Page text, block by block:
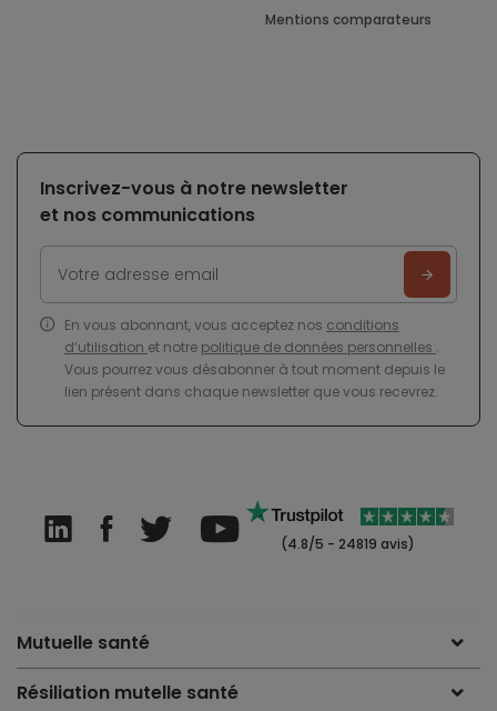
Mentions comparateurs
Inscrivez-vous à notre newsletter
et nos communications
En vous abonnant, vous acceptez nos conditions
d’utilisation et notre politique de données personnelles .
Vous pourrez vous désabonner à tout moment depuis le
lien présent dans chaque newsletter que vous recevrez.
(4.8/5 - 24819 avis)
Mutuelle santé
Résiliation mutelle santé